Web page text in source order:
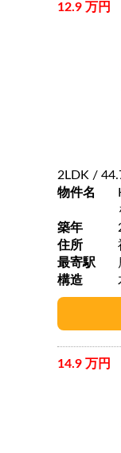
12.9 万円
2LDK /
物件名
築年
住所
最寄駅
構造
14.9 万円